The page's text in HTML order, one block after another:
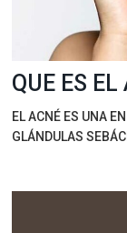
QUE ES
EL ACNÉ ES UNA
GLÁNDULAS